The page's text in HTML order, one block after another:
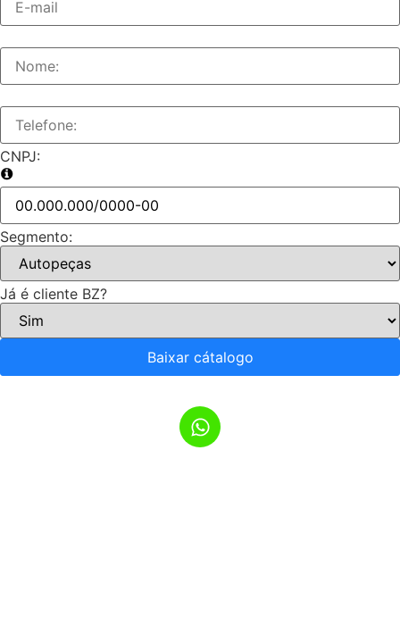
CNPJ:
Segmento:
Já é cliente BZ?
Baixar cátalogo